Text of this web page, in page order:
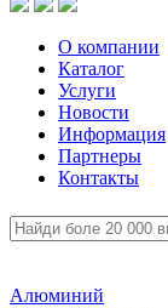
О компании
Каталог
Услуги
Новости
Информация
Партнеры
Контакты
Алюминий